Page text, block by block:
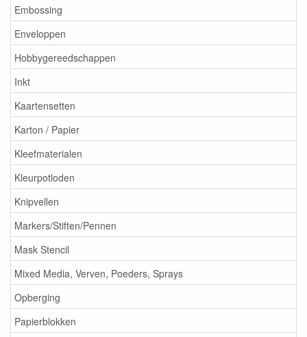
Embossing
Enveloppen
Hobbygereedschappen
Inkt
Kaartensetten
Karton / Papier
Kleefmaterialen
Kleurpotloden
Knipvellen
Markers/Stiften/Pennen
Mask Stencil
Mixed Media, Verven, Poeders, Sprays
Opberging
Papierblokken